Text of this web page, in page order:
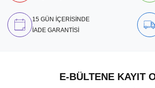
15 GÜN İÇERİSİNDE
İADE GARANTİSİ
E-BÜLTENE KAYIT